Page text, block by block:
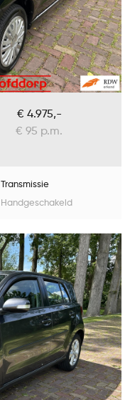
€ 4.975,-
€ 95 p.m.
Transmissie
Handgeschakeld